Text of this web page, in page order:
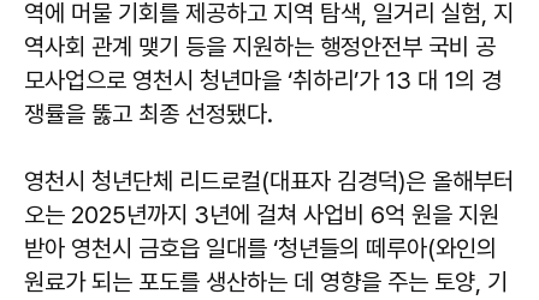
역에 머물 기회를 제공하고 지역 탐색, 일거리 실험, 지
역사회 관계 맺기 등을 지원하는 행정안전부 국비 공
모사업으로 영천시 청년마을 ‘취하리’가 13 대 1의 경
쟁률을 뚫고 최종 선정됐다.
영천시 청년단체 리드로컬(대표자 김경덕)은 올해부터
오는 2025년까지 3년에 걸쳐 사업비 6억 원을 지원
받아 영천시 금호읍 일대를 ‘청년들의 떼루아(와인의
원료가 되는 포도를 생산하는 데 영향을 주는 토양, 기